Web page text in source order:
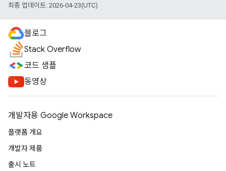
최종 업데이트: 2026-04-23(UTC)
블로그
Stack Overflow
코드 샘플
동영상
개발자용 Google Workspace
플랫폼 개요
개발자 제품
출시 노트